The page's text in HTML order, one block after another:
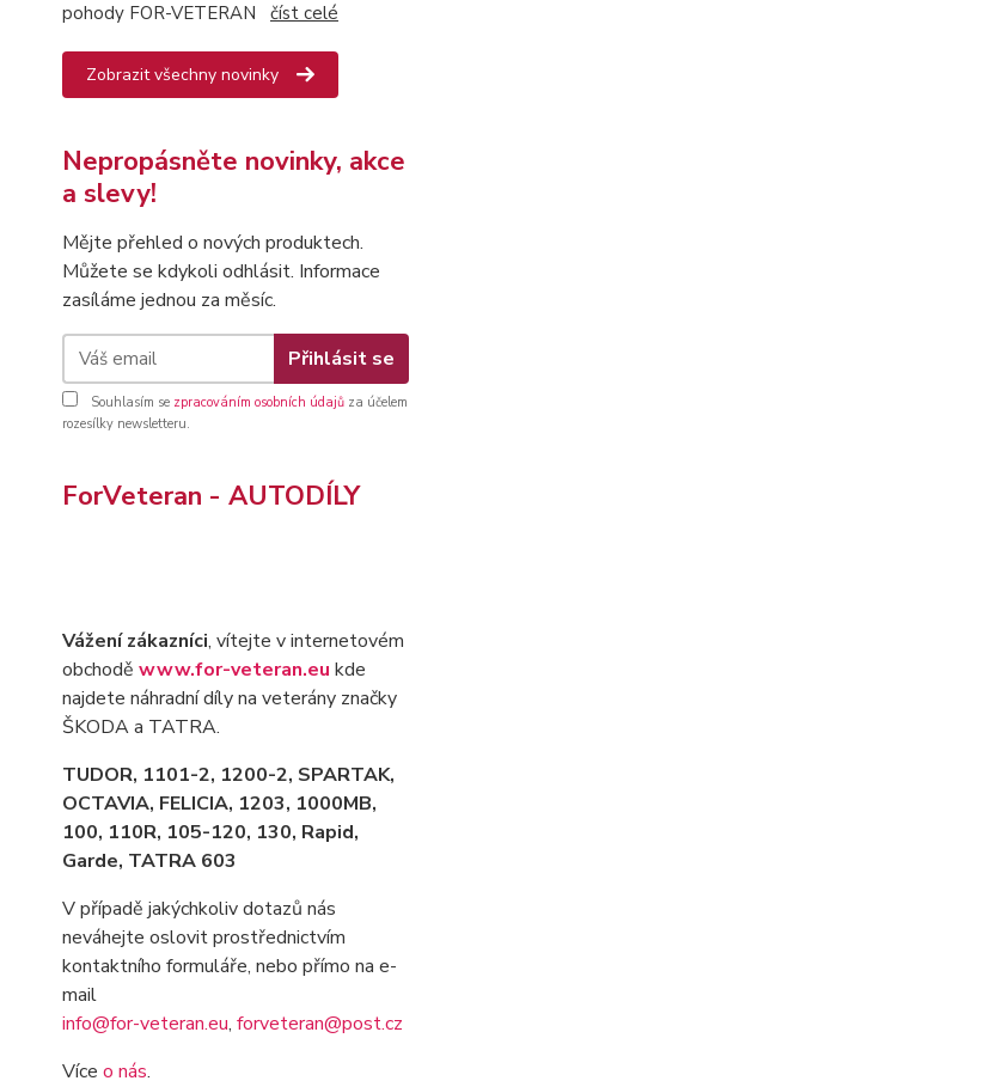
pohody FOR-VETERAN číst celé
Zobrazit všechny novinky
Nepropásněte novinky, akce
a slevy!
Mějte přehled o nových produktech.
Můžete se kdykoli odhlásit. Informace
zasíláme jednou za měsíc.
Přihlásit se
Souhlasím se zpracováním osobních údajů za účelem
rozesílky newsletteru.
ForVeteran - AUTODÍLY
Vážení zákazníci, vítejte v internetovém
obchodě www.for-veteran.eu kde
najdete náhradní díly na veterány značky
ŠKODA a TATRA.
TUDOR, 1101-2, 1200-2, SPARTAK,
OCTAVIA, FELICIA, 1203, 1000MB,
100, 110R, 105-120, 130, Rapid,
Garde, TATRA 603
V případě jakýchkoliv dotazů nás
neváhejte oslovit prostřednictvím
kontaktního formuláře, nebo přímo na e-
mail
info@for-veteran.eu, forveteran@post.cz
Více o nás.